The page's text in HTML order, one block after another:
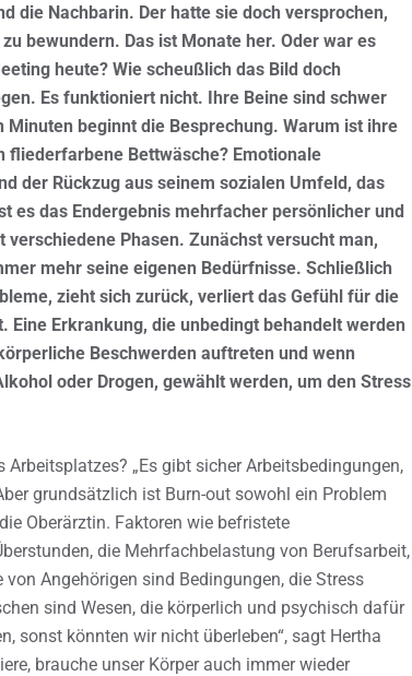
die Nachbarin. Der hatte sie doch versprochen,
bewundern. Das ist Monate her. Oder war es
heute? Wie scheußlich das Bild doch
Es funktioniert nicht. Ihre Beine sind schwer
beginnt die Besprechung. Warum ist ihre
fliederfarbene Bettwäsche? Emotionale
der Rückzug aus seinem sozialen Umfeld, das
es das Endergebnis mehrfacher persönlicher und
Phasen. Zunächst versucht man,
mehr seine eigenen Bedürfnisse. Schließlich
zieht sich zurück, verliert das Gefühl für die
Erkrankung, die unbedingt behandelt werden
Beschwerden auftreten und wenn
oder Drogen, gewählt werden, um den Stress
„Es gibt sicher Arbeitsbedingungen,
grundsätzlich ist Burn-out sowohl ein Problem
Oberärztin. Faktoren wie befristete
die Mehrfachbelastung von Berufsarbeit,
Angehörigen sind Bedingungen, die Stress
sind Wesen, die körperlich und psychisch dafür
sonst könnten wir nicht überleben“, sagt Hertha
brauche unser Körper auch immer wieder